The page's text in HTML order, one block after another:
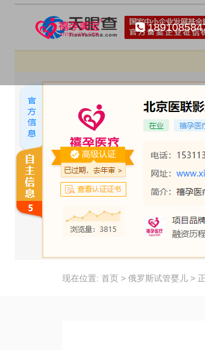
现在位置: 首页 > 俄罗斯试管婴儿 >